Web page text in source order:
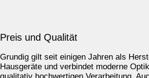
Preis und Qualität
Grundig gilt seit einigen Jahren als
Hausgeräte und verbindet moderne